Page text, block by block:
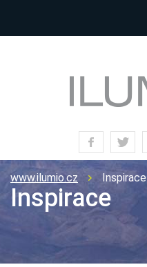
www.ilumio.cz Inspirace
Inspirace